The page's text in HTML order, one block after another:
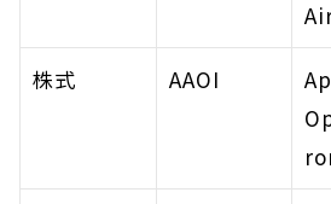
株式 AAOI